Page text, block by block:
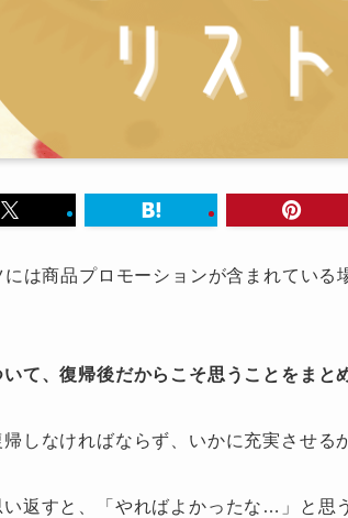
は商品プロモーションが含まれている
て、復帰後だからこそ思うことをまと
しなければならず、いかに充実させる
返すと、「 やればよかったな…」と思